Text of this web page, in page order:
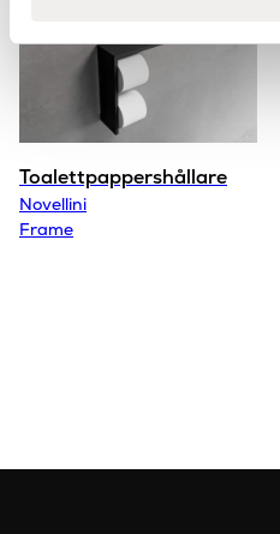
Toalettpappershållare
Novellini
Frame